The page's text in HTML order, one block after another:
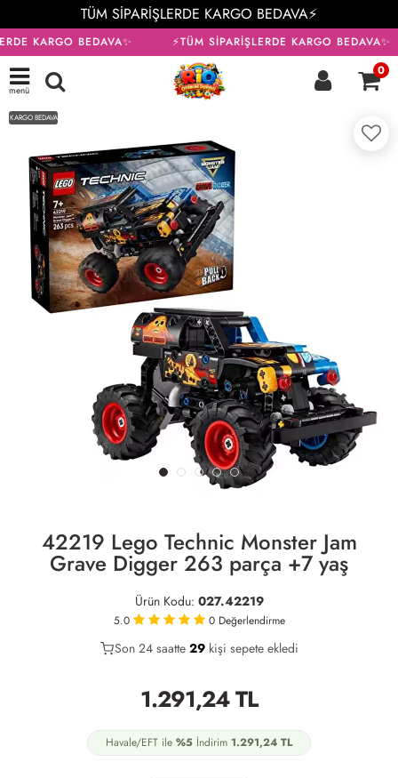
TÜM SİPARİŞLERDE KARGO BEDAVA⚡
KARGO BEDAVA✨ ⚡TÜM SİPARİŞLERDE KARGO BEDAVA✨
menü
0
KARGO BEDAVA
42219 Lego Technic Monster Jam
Grave Digger 263 parça +7 yaş
Ürün Kodu: 027.42219
5.0 0 Değerlendirme
23
Son 24 saatte 29kişi sepete ekledi
11
1.291,24TL
Havale/EFT ile %5 İndirim 1.291,24 TL